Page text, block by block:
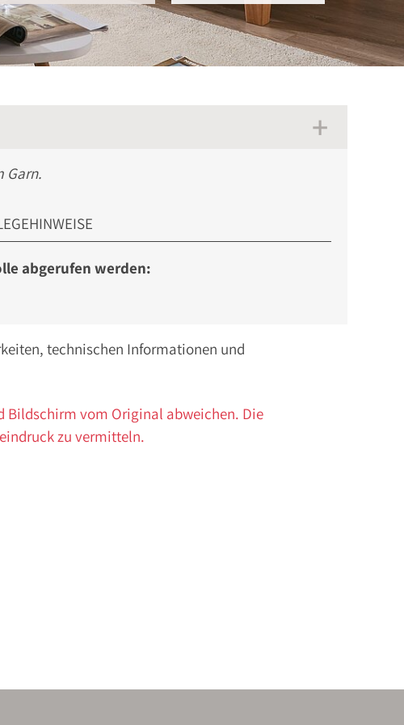
Garn.
abgerufen werden:
technischen Informationen und
Bildschirm vom Original abweichen. Die
zu vermitteln.